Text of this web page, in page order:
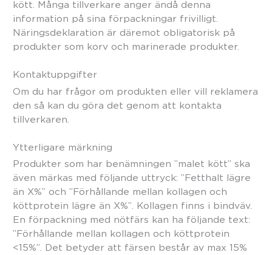
kött. Många tillverkare anger ändå denna
information på sina förpackningar frivilligt.
Näringsdeklaration är däremot obligatorisk på
produkter som korv och marinerade produkter.
Kontaktuppgifter
Om du har frågor om produkten eller vill reklamera
den så kan du göra det genom att kontakta
tillverkaren.
Ytterligare märkning
Produkter som har benämningen ”malet kött” ska
även märkas med följande uttryck: ”Fetthalt lägre
än X%” och ”Förhållande mellan kollagen och
köttprotein lägre än X%”. Kollagen finns i bindväv.
En förpackning med nötfärs kan ha följande text:
”Förhållande mellan kollagen och köttprotein
<15%”. Det betyder att färsen består av max 15%